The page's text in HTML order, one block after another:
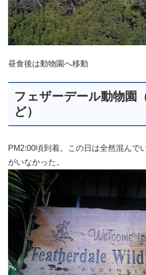
昼食後は動物園へ移動
フェザーデール動物園
ど）
PM2:00頃到着。この日は全然混んで
がいなかった。